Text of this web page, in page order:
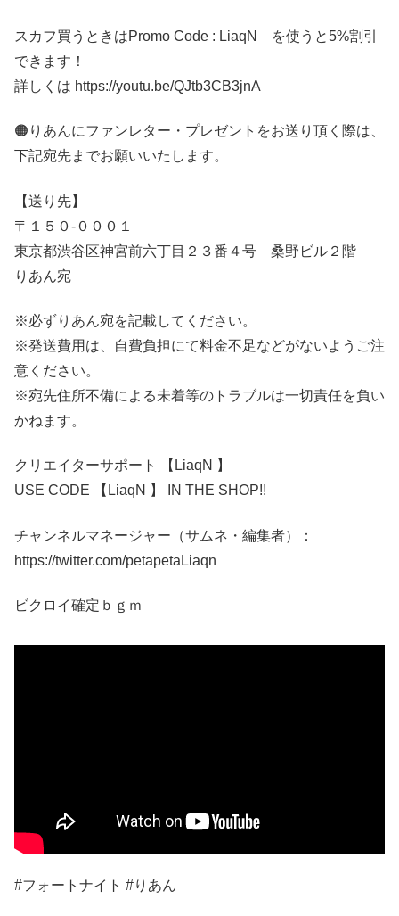
スカフ買うときはPromo Code : LiaqN を使うと5%割引
できます！
詳しくは https://youtu.be/QJtb3CB3jnA
🟠りあんにファンレター・プレゼントをお送り頂く際は、
下記宛先までお願いいたします。
【送り先】
〒１５０-０００１
東京都渋谷区神宮前六丁目２３番４号 桑野ビル２階
りあん宛
※必ずりあん宛を記載してください。
※発送費用は、自費負担にて料金不足などがないようご注
意ください。
※宛先住所不備による未着等のトラブルは一切責任を負い
かねます。
クリエイターサポート 【LiaqN 】
USE CODE 【LiaqN 】 IN THE SHOP!!
チャンネルマネージャー（サムネ・編集者）：
https://twitter.com/petapetaLiaqn
ビクロイ確定ｂｇｍ
#フォートナイト #りあん